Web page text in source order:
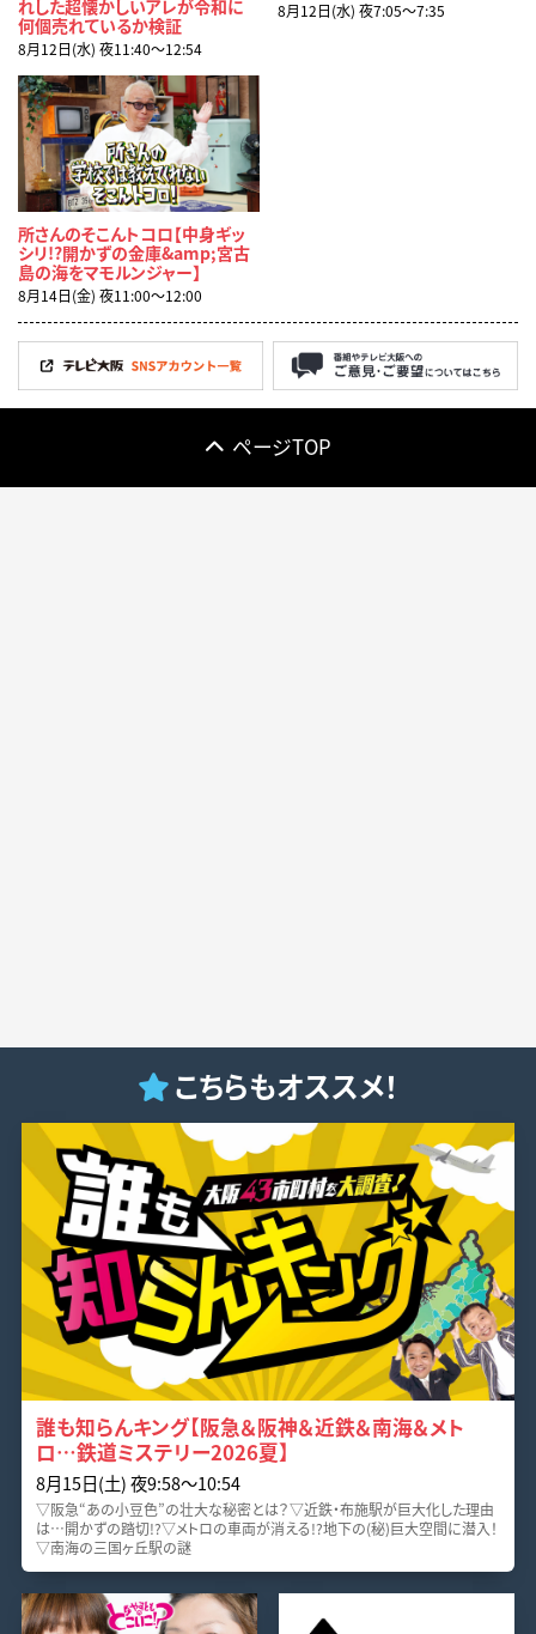
れした超懐かしいアレが令和に
何個売れているか検証
8月12日(水) 夜11:40〜12:54
8月12日(水) 夜7:05〜7:35
所さんのそこんトコロ【中身ギッ
シリ!?開かずの金庫&amp;宮古
島の海をマモルンジャー】
8月14日(金) 夜11:00〜12:00
ページTOP
こちらもオススメ！
誰も知らんキング【阪急＆阪神＆近鉄＆南海＆メト
ロ…鉄道ミステリー2026夏】
8月15日(土) 夜9:58〜10:54
▽阪急“あの小豆色”の壮大な秘密とは？▽近鉄・布施駅が巨大化した理由
は…開かずの踏切!?▽メトロの車両が消える!?地下の(秘)巨大空間に潜入！
▽南海の三国ヶ丘駅の謎